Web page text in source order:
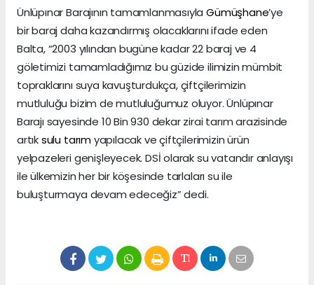
Ünlüpınar Barajının tamamlanmasıylaGümüşhane’ye
bir baraj daha kazandırmış olacaklarını ifade eden
Balta, “2003 yılından bugüne kadar 22 baraj ve 4
göletimizi tamamladığımız bu güzide ilimizin mümbit
topraklarını suya kavuşturdukça, çiftçilerimizin
mutluluğu bizim de mutluluğumuz oluyor. Ünlüpınar
Barajı sayesinde 10 Bin 930 dekar zirai tarım arazisinde
artıksulu tarımyapılacak ve çiftçilerimizin ürün
yelpazeleri genişleyecek. DSİ olarak su vatandır anlayışı
ile ülkemizin her bir köşesinde tarlaları su ile
buluşturmaya devam edeceğiz” dedi.